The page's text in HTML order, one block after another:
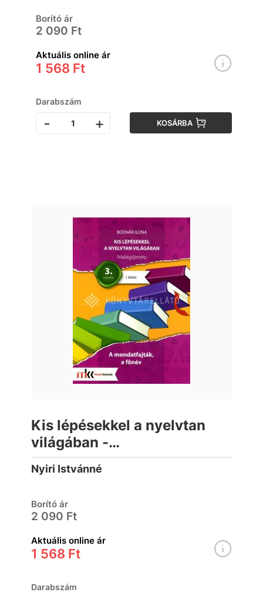
Borító ár
2 090 Ft
Aktuális online ár
1 568 Ft
Darabszám
- + KOSÁRBA
Kis lépésekkel a nyelvtan
világában -
Feladatgyűjtemény 3.
osztály I. Kötet
Nyiri Istvánné
Borító ár
2 090 Ft
Aktuális online ár
1 568 Ft
Darabszám